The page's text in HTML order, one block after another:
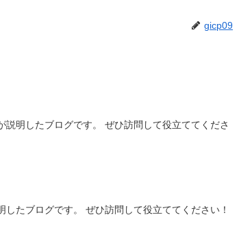
gicp09
説明したブログです。 ぜひ訪問して役立ててくださ
たブログです。 ぜひ訪問して役立ててください！